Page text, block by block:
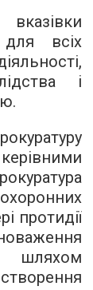
всіх
і
протидії